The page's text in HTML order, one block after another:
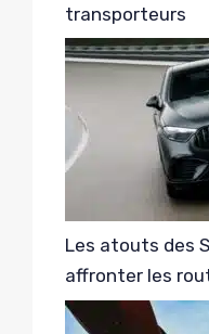
transporteurs
Les atouts des
affronter les